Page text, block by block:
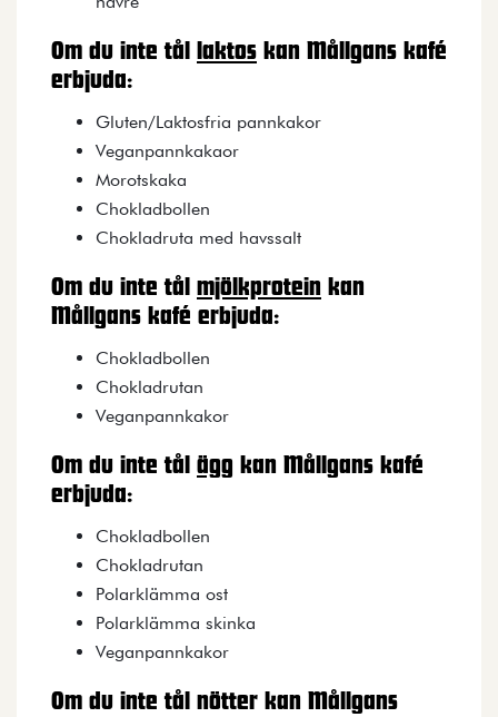
Om du inte tål laktos kan Mållgans kafé
erbjuda:
Gluten/Laktosfria pannkakor
Veganpannkakaor
Morotskaka
Chokladbollen
Chokladruta med havssalt
Om du inte tål mjölkprotein kan
Mållgans kafé erbjuda:
Chokladbollen
Chokladrutan
Veganpannkakor
Om du inte tål ägg kan Mållgans kafé
erbjuda:
Chokladbollen
Chokladrutan
Polarklämma ost
Polarklämma skinka
Veganpannkakor
Om du inte tål nötter kan Mållgans